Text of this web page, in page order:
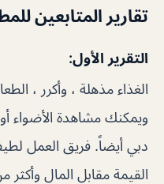
تقارير المتابعين
التقرير الأول:
الغذاء مذهلة ، وأكرر ،
ويمكنك مشاهدة الأضواء
دبي أيضاً. فريق العمل
القيمة مقابل المال